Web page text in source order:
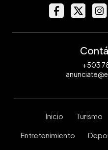
+503
Inicio Turismo
Entretenimiento